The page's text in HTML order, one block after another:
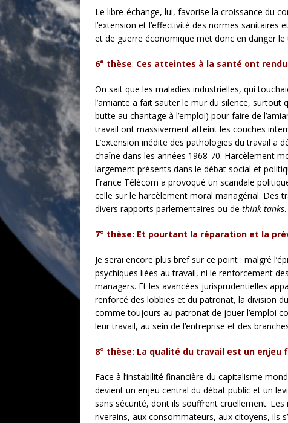
Le libre-échange, lui, favorise la croissance du
l’extension et l’effectivité des normes
et de guerre économique met donc en danger le
6° thèse: Ces atteintes à la santé ont
On sait que les maladies industrielles, qui
l’amiante a fait sauter le mur du silence,
butte au chantage à l’emploi) pour faire de
travail ont massivement atteint les couches
L’extension inédite des pathologies du travail a
chaîne dans les années 1968-70. Harcèlement
largement présents dans le débat social et
France Télécom a provoqué un scandale
celle sur le harcèlement moral managérial. Des
divers rapports parlementaires ou de think tanks
7° thèse: Et pourtant la réparation et la
Je serai encore plus bref sur ce point : malgré
psychiques liées au travail, ni le renforcement
managers. Et les avancées jurisprudentielles
renforcé des lobbies et du patronat, la division
comme toujours au patronat de jouer l’emploi
leur travail, au sein de l’entreprise et des
8° thèse: La qualité du travail est un enjeu
Face à l’instabilité financière du capitalisme
devient un enjeu central du débat public et un
sans sécurité, dont ils souffrent cruellement.
riverains, aux consommateurs, aux citoyens, ils